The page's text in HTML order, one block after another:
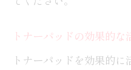
トナーパッドの
フェムケアでの
トナーパッドの効果的な
トナーパッドを効果的